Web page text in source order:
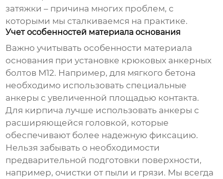
затяжки – причина многих проблем, с
которыми мы сталкиваемся на практике.
Учет особенностей материала основания
Важно учитывать особенности материала
основания при установке крюковых анкерных
болтов М12. Например, для мягкого бетона
необходимо использовать специальные
анкеры с увеличенной площадью контакта.
Для кирпича лучше использовать анкеры с
расширяющейся головкой, которые
обеспечивают более надежную фиксацию.
Нельзя забывать о необходимости
предварительной подготовки поверхности,
например, очистки от пыли и грязи. Мы всегда